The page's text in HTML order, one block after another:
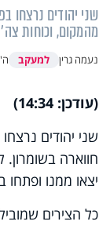
שני יהודים נרצחו
מהמקום, וכוחות
נעמה גרין למעקב
(עודכן: 14:34)
שני יהודים
חווארה
יצאו ממנו
כל הצירים